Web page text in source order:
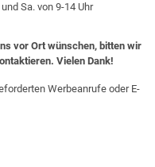
Sa. von 9-14 Uhr
vor Ort wünschen, bitten wir
Vielen Dank!
Werbeanrufe oder E-